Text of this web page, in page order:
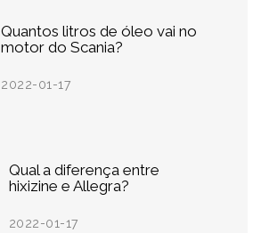
Quantos litros de óleo vai no
motor do Scania?
2022-01-17
Qual a diferença entre
hixizine e Allegra?
2022-01-17